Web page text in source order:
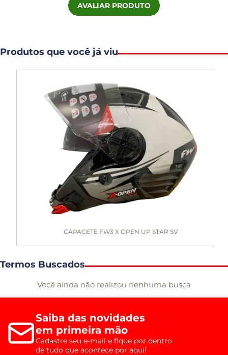
AVALIAR PRODUTO
Produtos que você já viu
CAPACETE FW3 X OPEN UP STAR SV
Termos Buscados
Você ainda não realizou nenhuma busca
Saiba das novidades
em primeira mão
Cadastre seu e-mail e fique por dentro
de tudo que acontece por aqui!